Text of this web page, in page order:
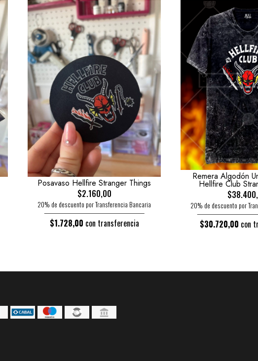
Posavaso Hellfire Stranger Things
$2.160,00
20% de descuento por Transferencia Bancaria
$1.728,00 con transferencia
Remera Algodón
Hellfire Club
20% de descuento por
$30.720,00 con